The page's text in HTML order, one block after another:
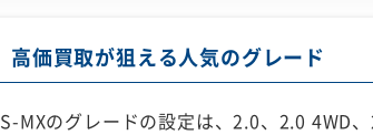
高価買取が狙える人気のグレード
S-MXのグレードの設定は、2.0、2.0 4WD